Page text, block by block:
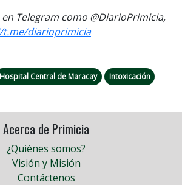
Telegram como @DiarioPrimicia,
diarioprimicia
Hospital Central de Maracay
Intoxicación
Acerca de Primicia
¿Quiénes somos?
Visión y Misión
Contáctenos